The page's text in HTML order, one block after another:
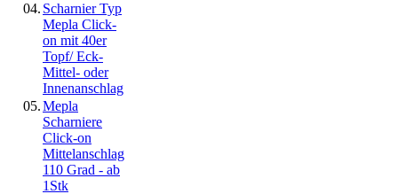
04. Scharnier Typ
Mepla Click-
on mit 40er
Topf/ Eck-
Mittel- oder
Innenanschlag
05.Mepla
Scharniere
Click-on
Mittelanschlag
110 Grad - ab
1Stk